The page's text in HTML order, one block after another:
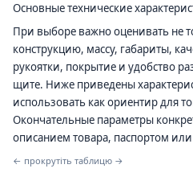
Основные технические
При выборе важно оценивать не
конструкцию, массу, габариты,
рукоятки, покрытие и удобство
щите. Ниже приведены
использовать как ориентир для
Окончательные параметры
описанием товара, паспортом
← прокрутіть таблицю →